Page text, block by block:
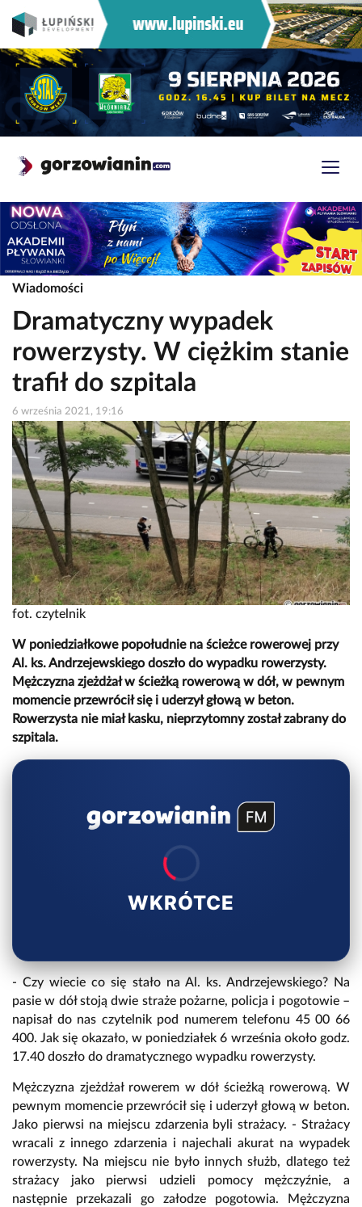
Wiadomości
Dramatyczny wypadek
rowerzysty. W ciężkim stanie
trafił do szpitala
6 września 2021, 19:16
fot. czytelnik
W poniedziałkowe popołudnie na ścieżce rowerowej przy
Al. ks. Andrzejewskiego doszło do wypadku rowerzysty.
Mężczyzna zjeżdżał w ścieżką rowerową w dół, w pewnym
momencie przewrócił się i uderzył głową w beton.
Rowerzysta nie miał kasku, nieprzytomny został zabrany do
szpitala.
WKRÓTCE
- Czy wiecie co się stało na Al. ks. Andrzejewskiego? Na
pasie w dół stoją dwie straże pożarne, policja i pogotowie –
napisał do nas czytelnik pod numerem telefonu 45 00 66
400. Jak się okazało, w poniedziałek 6 września około godz.
17.40 doszło do dramatycznego wypadku rowerzysty.
Mężczyzna zjeżdżał rowerem w dół ścieżką rowerową. W
pewnym momencie przewrócił się i uderzył głową w beton.
Jako pierwsi na miejscu zdarzenia byli strażacy. - Strażacy
wracali z innego zdarzenia i najechali akurat na wypadek
rowerzysty. Na miejscu nie było innych służb, dlatego też
strażacy jako pierwsi udzieli pomocy mężczyźnie, a
następnie przekazali go załodze pogotowia. Mężczyzna